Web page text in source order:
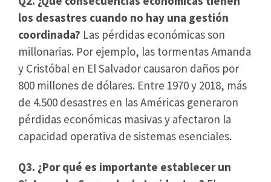
los desastres cuando no hay una gestión
coordinada? Las pérdidas económicas son
millonarias. Por ejemplo, las tormentas Amanda
y Cristóbal en El Salvador causaron daños por
800 millones de dólares. Entre 1970 y 2018, más
de 4.500 desastres en las Américas generaron
pérdidas económicas masivas y afectaron la
capacidad operativa de sistemas esenciales.
Q3. ¿Por qué es importante establecer un